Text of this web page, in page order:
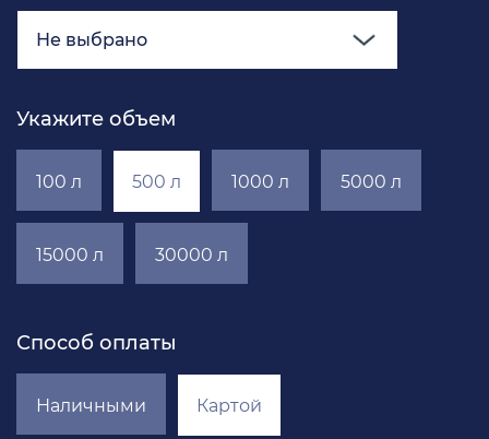
Не выбрано
Укажите объем
100 л 500 л 1000 л 5000 л
15000 л 30000 л
Способ оплаты
Наличными Картой